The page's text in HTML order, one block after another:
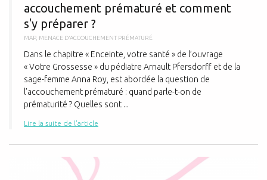
accouchement prématuré et comment
s'y préparer ?
MAP, MENACE D'ACCOUCHEMENT PRÉMATURÉ
Dans le chapitre « Enceinte, votre santé » de l’ouvrage
« Votre Grossesse » du pédiatre Arnault Pfersdorff et de la
sage-femme Anna Roy, est abordée la question de
l’accouchement prématuré : quand parle-t-on de
prématurité ? Quelles sont ...
Lire la suite de l'article